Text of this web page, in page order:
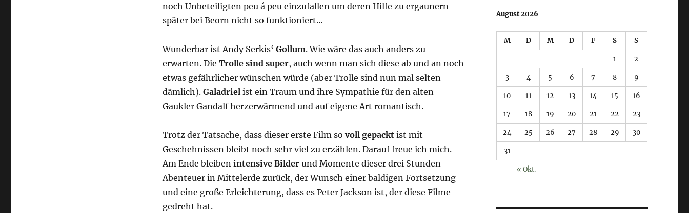
noch Unbeteiligten peu á peu einzufallen um deren Hilfe zu ergaunern
später bei Beorn nicht so funktioniert…
Wunderbar ist Andy Serkis‘ Gollum. Wie wäre das auch anders zu
erwarten. Die Trolle sind super, auch wenn man sich diese ab und an noch
etwas gefährlicher wünschen würde (aber Trolle sind nun mal selten
dämlich). Galadriel ist ein Traum und ihre Sympathie für den alten
Gaukler Gandalf herzerwärmend und auf eigene Art romantisch.
Trotz der Tatsache, dass dieser erste Film so voll gepacktist mit
Geschehnissen bleibt noch sehr viel zu erzählen. Darauf freue ich mich.
Am Ende bleiben intensive Bilderund Momente dieser drei Stunden
Abenteuer in Mittelerde zurück, der Wunsch einer baldigen Fortsetzung
und eine große Erleichterung, dass es Peter Jackson ist, der diese Filme
gedreht hat.
August 2026
M D M D F S S
1 2
3 4 5 6 7 8 9
10 11 12 13 14 15 16
17 18 19 20 21 22 23
24 25 26 27 28 29 30
31
« Okt.